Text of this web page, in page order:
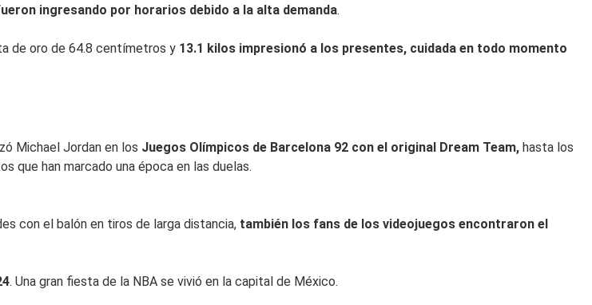
ingresando por horarios debido a la alta demanda.
de oro de 64.8 centímetros y 13.1 kilos impresionó a los presentes, cuidada en todo momento
Michael Jordan en los Juegos Olímpicos de Barcelona 92 con el original Dream Team, hasta los
que han marcado una época en las duelas.
con el balón en tiros de larga distancia, también los fans de los videojuegos encontraron el
. Una gran fiesta de la NBA se vivió en la capital de México.